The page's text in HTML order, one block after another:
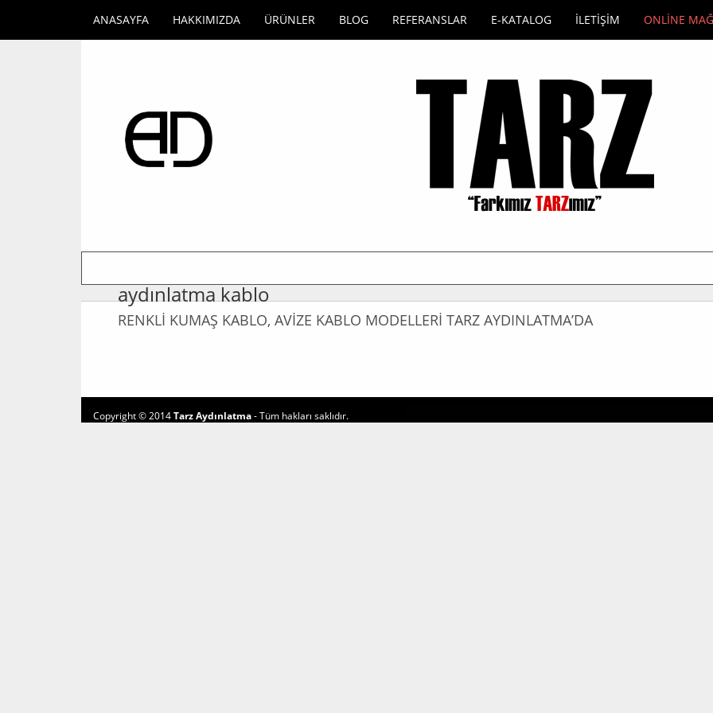
ANASAYFA HAKKIMIZDA ÜRÜNLER BLOG REFERANSLAR E-KATALOG İLETİŞİM ONLİNE
aydınlatma kablo
RENKLİ KUMAŞ KABLO, AVİZE KABLO MODELLERİ TARZ AYDINLATMA’DA
Copyright © 2014Tarz Aydınlatma- Tüm hakları saklıdır.